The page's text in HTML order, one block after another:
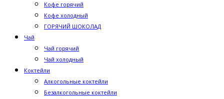
Кофе горячий
Кофе холодный
ГОРЯЧИЙ ШОКОЛАД
Чай
Чай горячий
Чай холодный
Коктейли
Алкогольные коктейли
Безалкогольные коктейли